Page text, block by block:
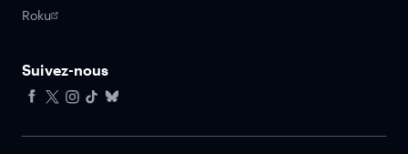
Roku
Suivez-nous